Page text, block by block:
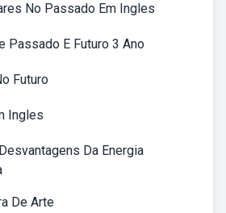
No Passado Em Ingles
Passado E Futuro 3 Ano
Futuro
Ingles
Da Energia
De Arte